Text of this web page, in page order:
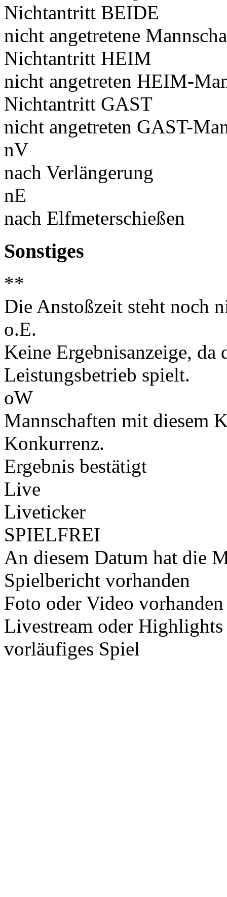
Nichtantritt BEIDE
nicht angetretene
Nichtantritt HEIM
nicht angetreten HEIM-
Nichtantritt GAST
nicht angetreten GAST-
nV
nach Verlängerung
nE
nach Elfmeterschießen
Sonstiges
**
Die Anstoßzeit steht noch
o.E.
Keine Ergebnisanzeige,
Leistungsbetrieb spielt.
oW
Mannschaften mit diesem
Konkurrenz.
Ergebnis bestätigt
Live
Liveticker
SPIELFREI
An diesem Datum hat die
Spielbericht vorhanden
Foto oder Video vorhanden
Livestream oder
vorläufiges Spiel